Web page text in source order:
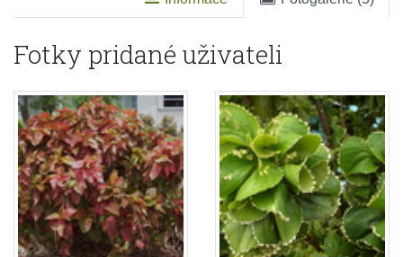
Fotky pridané uživateli